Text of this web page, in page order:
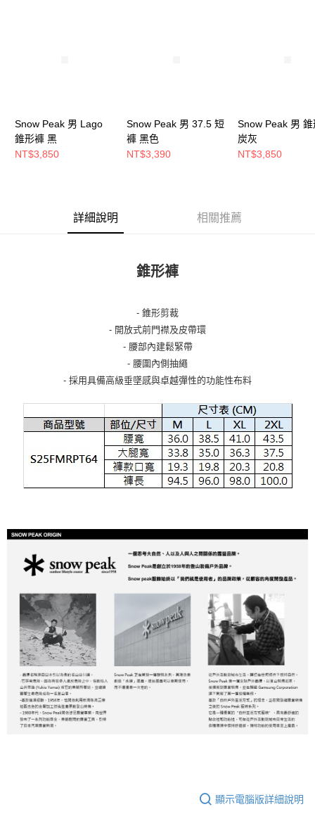
Snow Peak 男 Lago
錐形褲 黑
NT$3,850
Snow Peak 男 37.5 短
褲 黑色
NT$3,390
Snow Peak 男 錐
炭灰
NT$3,850
詳細說明 相關推薦
錐形褲
- 錐形剪裁
- 開放式前門襟及皮帶環
- 腰部內建鬆緊帶
- 腰圍內側抽繩
- 採用具備高級垂墜感與卓越彈性的功能性布料
顯示電腦版詳細說明